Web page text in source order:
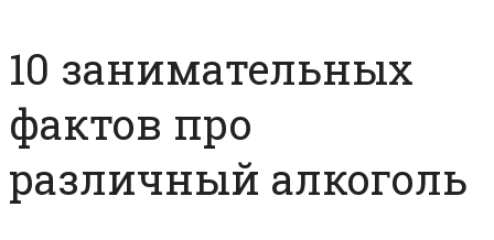
10 занимательных
фактов про
различный алкоголь